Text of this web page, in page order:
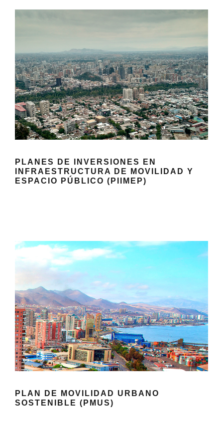
PLANES DE INVERSIONES EN
INFRAESTRUCTURA DE MOVILIDAD Y
ESPACIO PÚBLICO (PIIMEP)
PLAN DE MOVILIDAD URBANO
SOSTENIBLE (PMUS)